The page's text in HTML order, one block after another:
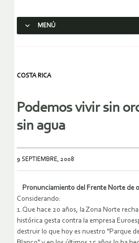
MENÚ
COSTA RICA
Podemos vivir sin
sin agua
9 SEPTIEMBRE, 2008
Pronunciamiento del Frente Norte de
Considerando:
1.Que hace 20 años, la Zona Norte
histórica gesta contra la empresa
destruir lo que hoy es nuestro "Parque